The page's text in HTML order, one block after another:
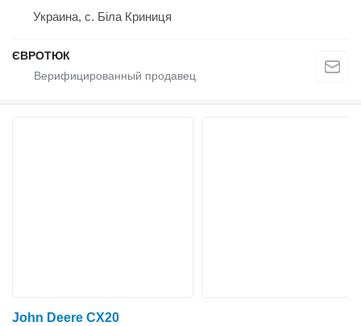
Украина, с. Біла Криниця
ЄВРОТЮК
John Deere CX20